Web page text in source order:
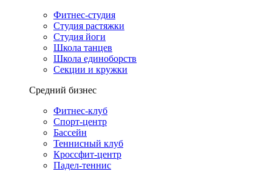
Фитнес-студия
Студия растяжки
Студия йоги
Школа танцев
Школа единоборств
Секции и кружки
Средний бизнес
Фитнес-клуб
Спорт-центр
Бассейн
Теннисный клуб
Кроссфит-центр
Падел-теннис